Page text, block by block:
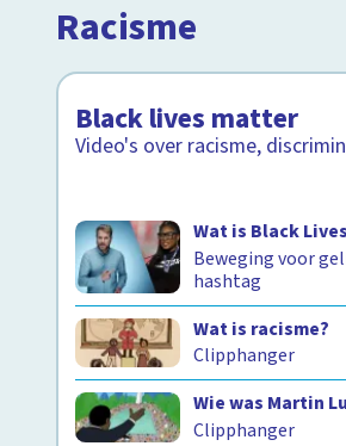
Racisme
Black lives matter
Video's over racisme,
Wat is Black
Beweging voor
hashtag
Wat is racisme?
Clipphanger
Wie was Martin
Clipphanger